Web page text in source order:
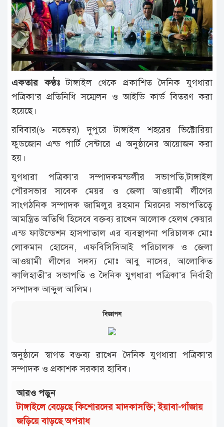
টাঙ্গাইল
আন্তর্জাতিক
রাজনীতি
অপরাধ
দুর্ঘটনা
বিনোদন
খেলাধুলা
চাকরি
লাইফ
স্টাইল
অন্যান্য
একতার কণ্ঠঃটাঙ্গাইল থেকে প্রকাশিত দৈনিক যুগধারা
পত্রিকা’র প্রতিনিধি সম্মেলন ও আইডি কার্ড বিতরণ করা
হয়েছে।
রবিবার(৬ নভেম্বর) দুপুরে টাঙ্গাইল শহরের ভিক্টোরিয়া
ফুডজোন এন্ড পার্টি সেন্টারে এ অনুষ্ঠানের আয়োজন করা
হয়।
যুগধারা পত্রিকা’র সম্পাদকমন্ডলীর সভাপতি,টাঙ্গাইল
পৌরসভার সাবেক মেয়র ও জেলা আওয়ামী লীগের
সাংগঠনিক সম্পাদক জামিলুর রহমান মিরনের সভাপতিত্বে
আমন্ত্রিত অতিথি হিসেবে বক্তব্য রাখেন আলোক হেলথ কেয়ার
এন্ড ফাউন্ডেশন হাসপাতাল এর ব্যবস্থাপনা পরিচালক মোঃ
লোকমান হোসেন, এফবিসিসিআই পরিচালক ও জেলা
আওয়ামী লীগের সদস্য মোঃ আবু নাসের, আলোকিত
কালিহাতী’র সভাপতি ও দৈনিক যুগধারা পত্রিকা’র নির্বাহী
সম্পাদক আব্দুল আলিম।
বিজ্ঞাপন
অনুষ্ঠানে স্বাগত বক্তব্য রাখেন দৈনিক যুগধারা পত্রিকা’র
সম্পাদক ও প্রকাশক সরকার হাবিব।
আরও পড়ুন
টাঙ্গাইলে বেড়েছে কিশোরদের মাদকাসক্তি; ইয়াবা-গাঁজায়
জড়িয়ে বাড়ছে অপরাধ